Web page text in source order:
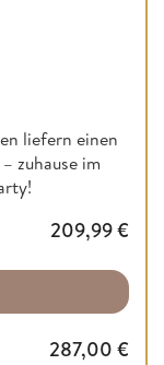
liefern einen
zuhause im
209,99€
287,00 €